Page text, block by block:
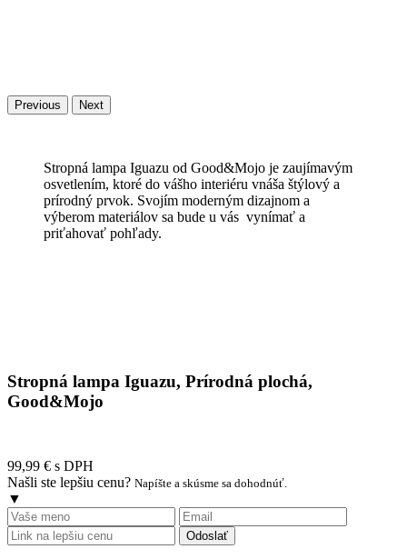
Previous Next
Stropná lampa Iguazu od Good&Mojo je zaujímavým
osvetlením, ktoré do vášho interiéru vnáša štýlový a
prírodný prvok. Svojím moderným dizajnom a
výberom materiálov sa bude u vás vynímať a
priťahovať pohľady.
Stropná lampa Iguazu, Prírodná plochá,
Good&Mojo
99,99 € s DPH
Našli ste lepšiu cenu? Napíšte a skúsme sa dohodnúť.
▼
Odoslať